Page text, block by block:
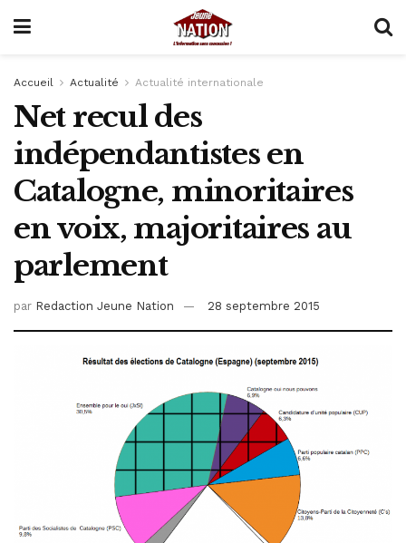
Accueil Actualité Actualité internationale
Net recul des
indépendantistes en
Catalogne, minoritaires
en voix, majoritaires au
parlement
par Redaction Jeune Nation 28 septembre 2015